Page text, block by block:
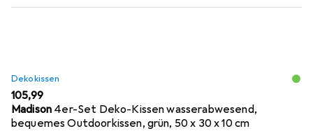
Dekokissen
EUR
105,99
Madison 4er-Set Deko-Kissen wasserabwesend,
bequemes Outdoorkissen, grün, 50 x 30 x 10 cm